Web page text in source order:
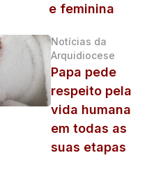
e feminina
Notícias da
Arquidiocese
Papa pede
respeito pela
vida humana
em todas as
suas etapas